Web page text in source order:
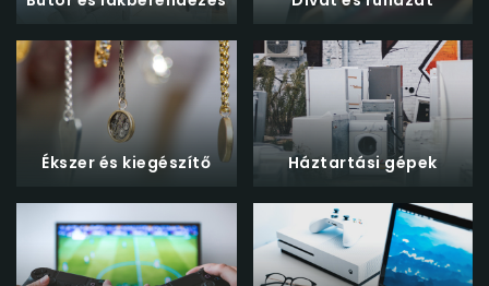
Horvátországba, Szlovéniába és Törökországba.
cégeinek egyike volt.
Ha bármely termékünk felkeltette kíváncsiságát
személyesen is várjuk telephelyünkön 2370 Dabas,
Szabadság út 5. szám alatt, H-P: 8-16 óra között.
Bemutatóterem címe: 2370 Dabas, Szabadság út
5.
Ékszer és kiegészítő Háztartási gépek